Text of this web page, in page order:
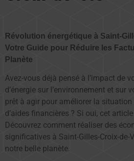
Révolution énergétique à Saint-
Votre Guide pour Réduire les
Planète
Avez-vous déjà pensé à l’impact de
d’énergie sur l’environnement et sur
prêt à agir pour améliorer la
d’aides financières ? Si oui, cet
Découvrez comment réaliser des
significatives à Saint-Gilles-Croix-de-
notre belle planète.